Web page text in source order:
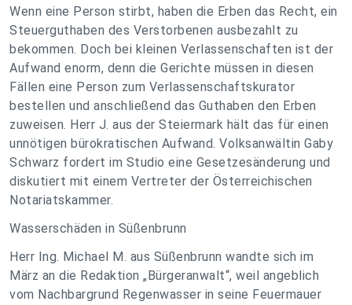
Wenn eine Person stirbt, haben die Erben das Recht, ein
Steuerguthaben des Verstorbenen ausbezahlt zu
bekommen. Doch bei kleinen Verlassenschaften ist der
Aufwand enorm, denn die Gerichte müssen in diesen
Fällen eine Person zum Verlassenschaftskurator
bestellen und anschließend das Guthaben den Erben
zuweisen. Herr J. aus der Steiermark hält das für einen
unnötigen bürokratischen Aufwand. Volksanwältin Gaby
Schwarz fordert im Studio eine Gesetzesänderung und
diskutiert mit einem Vertreter der Österreichischen
Notariatskammer.
Wasserschäden in Süßenbrunn
Herr Ing. Michael M. aus Süßenbrunn wandte sich im
März an die Redaktion „Bürgeranwalt“, weil angeblich
vom Nachbargrund Regenwasser in seine Feuermauer